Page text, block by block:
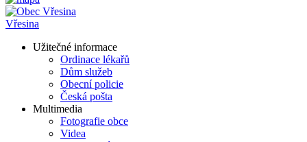
Vřesina
Užitečné informace
Ordinace lékařů
Dům služeb
Obecní policie
Česká pošta
Multimedia
Fotografie obce
Videa